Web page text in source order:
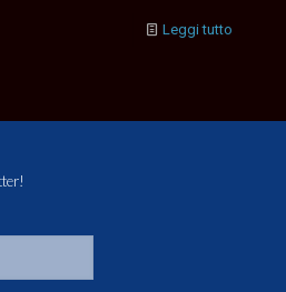
Leggi tutto